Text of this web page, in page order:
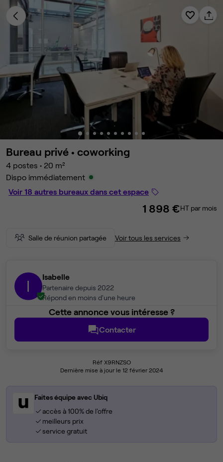
Bureau privé • coworking
4 postes • 20 m²
Dispo immédiatement
Voir 18 autres bureaux dans cet espace
1 898 €HT par mois
Salle de réunion partagée Voir tous les services
I Isabelle
Partenaire depuis 2022
Répond en moins d'une heure
Cette annonce vous intéresse ?
Contacter
Réf X9RNZSO
Dernière mise à jour le 12 février 2024
Faites équipe avec Ubiq
accès à 100% de l'offre
meilleurs prix
service gratuit